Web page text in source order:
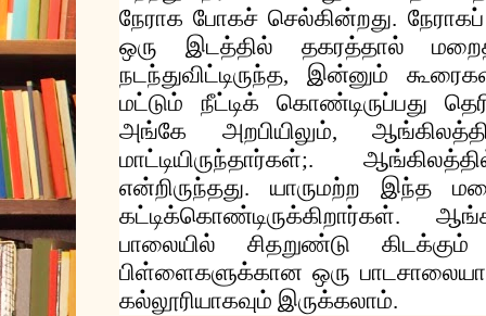
நேராக போகச் செல்கின்றது. நேராகப்
ஒரு
இடத்தில் தகரத்தால்
நடந்துவிட்டிருந்த, இன்னும்
மட்டும்
நீட்டிக் கொண்டிருப்பது
அங்கே
அறபியிலும்,
மாட்டியிருந்தார்கள்;.
என்றிருந்தது. யாருமற்ற இந்த
கட்டிக்கொண்டிருக்கிறார்கள்.
பாலையில்
சிதறுண்டு
கிடக்கும்
பிள்ளைகளுக்கான ஒரு
கல்லூரியாகவும் இருக்கலாம்.